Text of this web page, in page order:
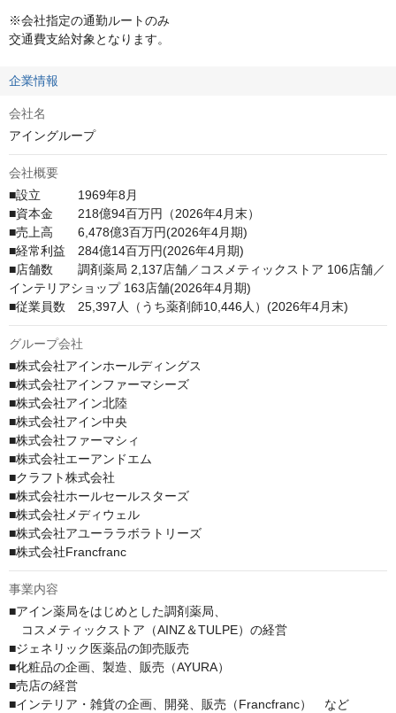
※会社指定の通勤ルートのみ
交通費支給対象となります。
企業情報
会社名
アイングループ
会社概要
■設立　　　1969年8月
■資本金　　218億94百万円（2026年4月末）
■売上高　　6,478億3百万円(2026年4月期)
■経常利益　284億14百万円(2026年4月期)
■店舗数　　調剤薬局 2,137店舗／コスメティックストア 106店舗／
インテリアショップ 163店舗(2026年4月期)
■従業員数　25,397人（うち薬剤師10,446人）(2026年4月末)
グループ会社
■株式会社アインホールディングス
■株式会社アインファーマシーズ
■株式会社アイン北陸
■株式会社アイン中央
■株式会社ファーマシィ
■株式会社エーアンドエム
■クラフト株式会社
■株式会社ホールセールスターズ
■株式会社メディウェル
■株式会社アユーララボラトリーズ
■株式会社Francfranc
事業内容
■アイン薬局をはじめとした調剤薬局、
コスメティックストア（AINZ＆TULPE）の経営
■ジェネリック医薬品の卸売販売
■化粧品の企画、製造、販売（AYURA）
■売店の経営
■インテリア・雑貨の企画、開発、販売（Francfranc）　など